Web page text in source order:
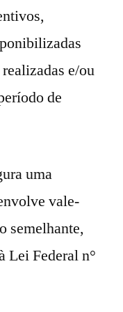
e/ou
de
uma
vale-
semelhante,
Lei Federal n°